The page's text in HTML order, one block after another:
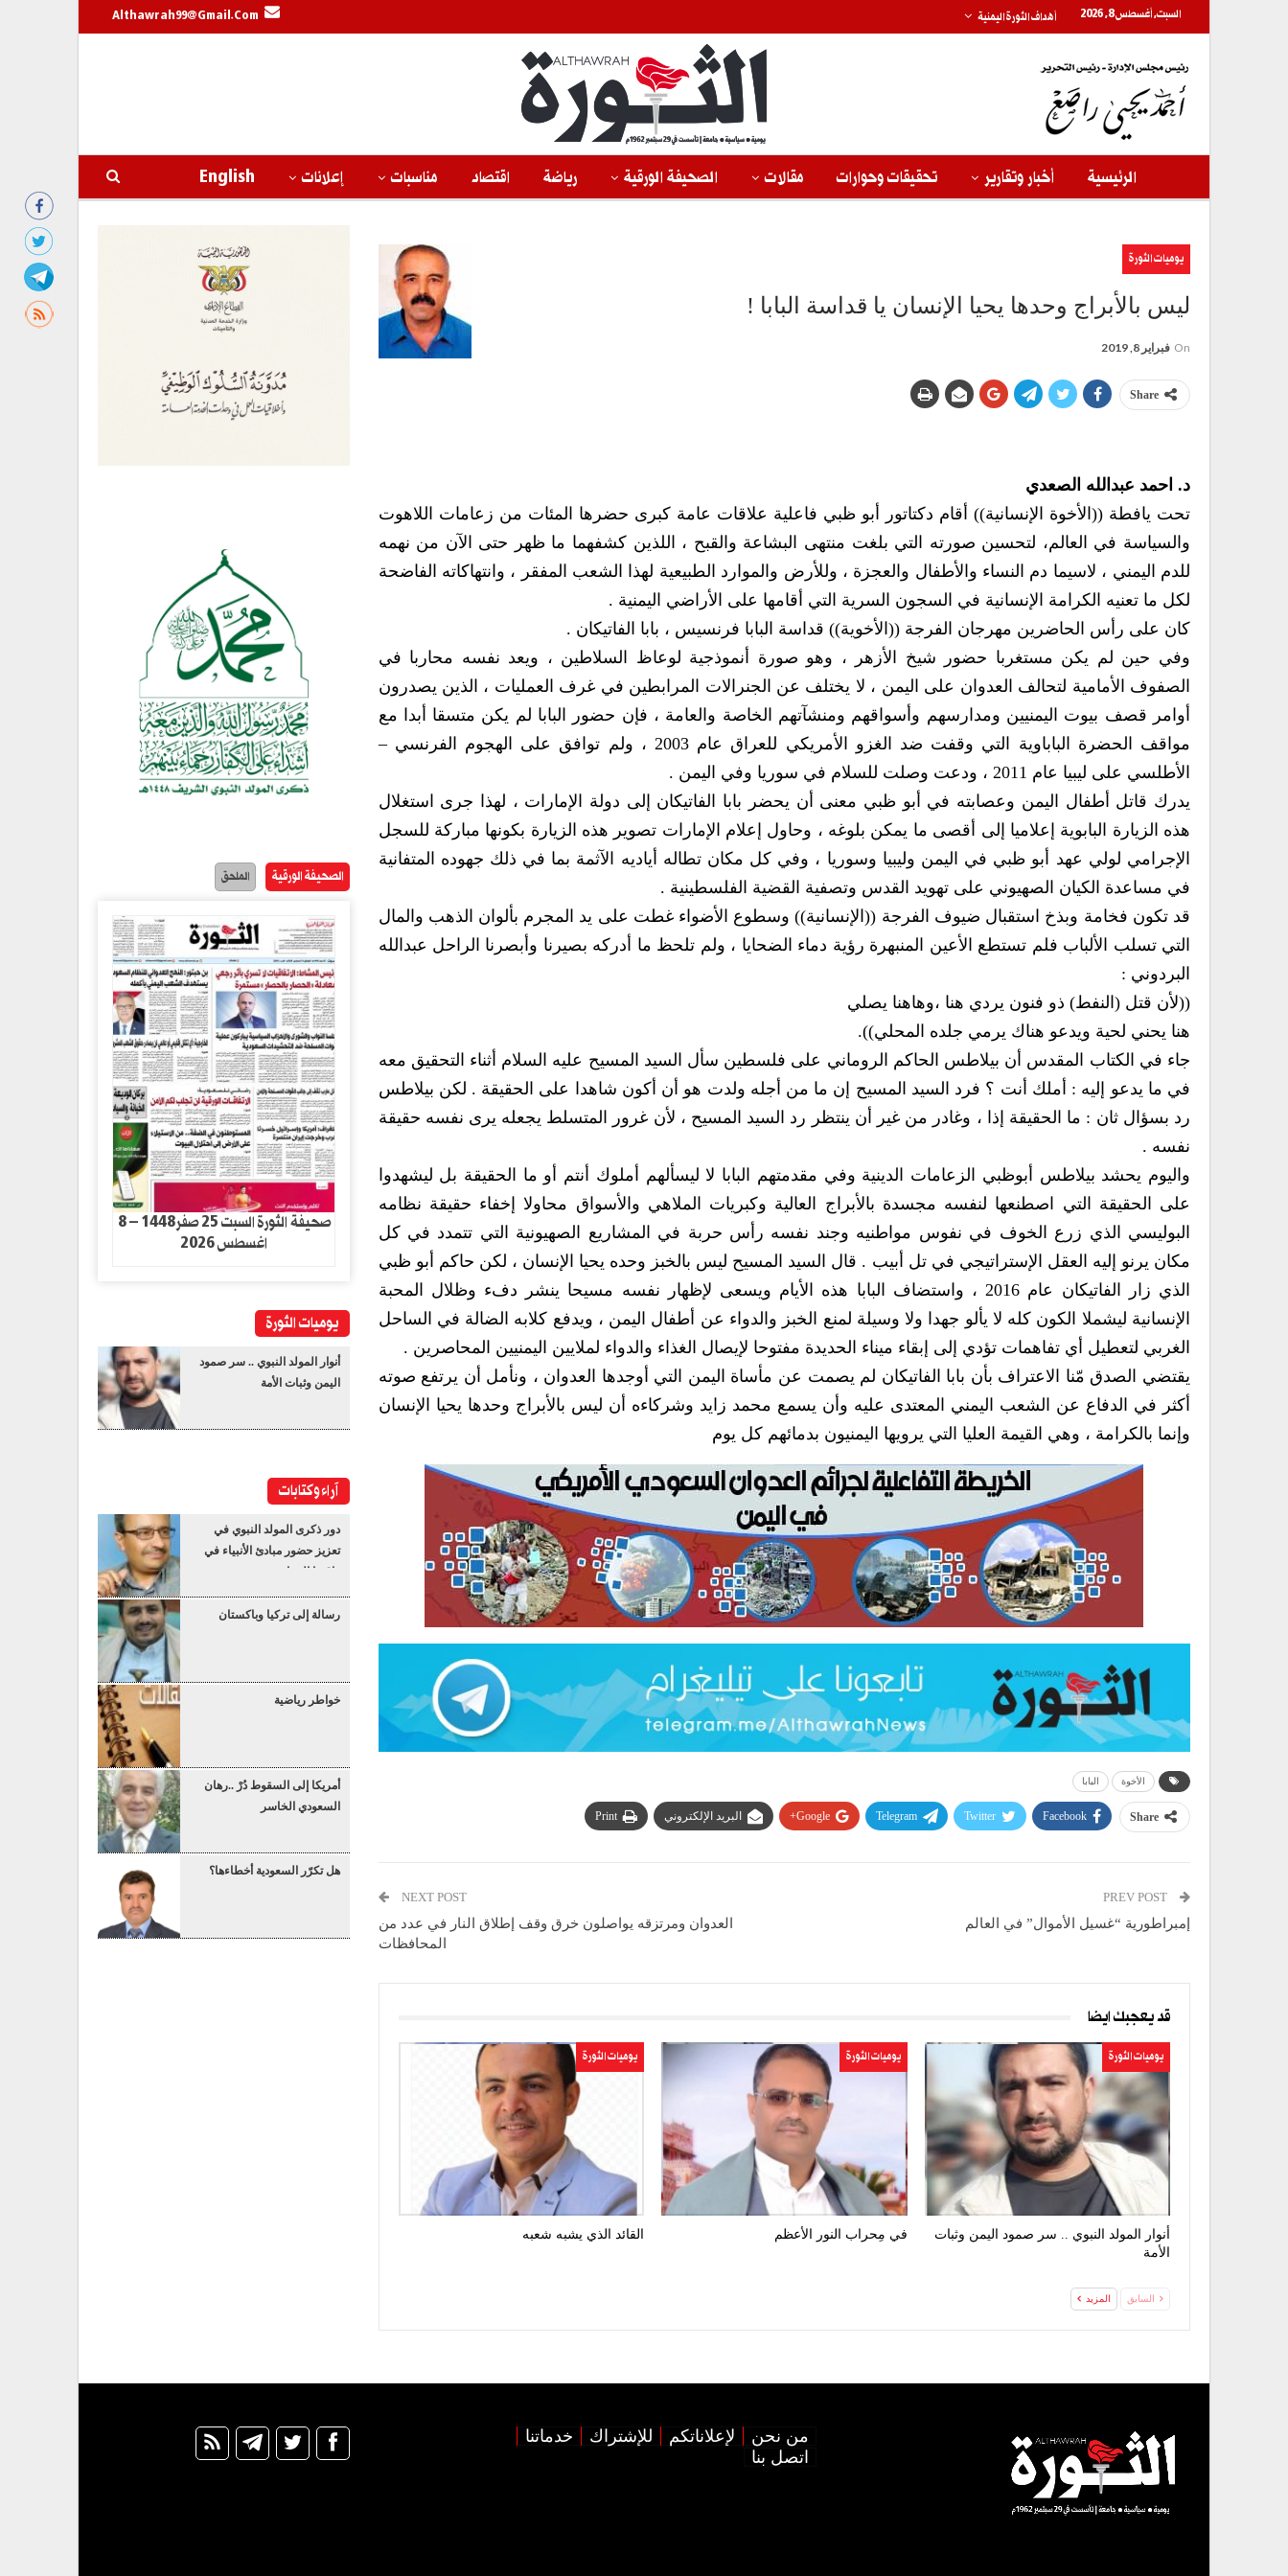
السبت, أغسطس 8, 2026 أهداف الثورة اليمنية Althawrah99@gmail.com
الرئيسية أخبار وتقارير تحقيقات وحوارات مقالات الصحيفة الورقية رياضة اقتصاد مناسبات إعلانات English
يوميات الثورة
ليس بالأبراج وحدها يحيا الإنسان يا قداسة البابا !
On فبراير 8, 2019
Share
د. احمد عبدالله الصعدي
تحت يافطة ((الأخوة الإنسانية)) أقام دكتاتور أبو ظبي فاعلية علاقات عامة كبرى حضرها المئات من زعامات اللاهوت
والسياسة في العالم، لتحسين صورته التي بلغت منتهى البشاعة والقبح ، اللذين كشفهما ما ظهر حتى الآن من نهمه
للدم اليمني ، لاسيما دم النساء والأطفال والعجزة ، وللأرض والموارد الطبيعية لهذا الشعب المفقر ، وانتهاكاته الفاضحة
لكل ما تعنيه الكرامة الإنسانية في السجون السرية التي أقامها على الأراضي اليمنية .
كان على رأس الحاضرين مهرجان الفرجة ((الأخوية)) قداسة البابا فرنسيس ، بابا الفاتيكان .
وفي حين لم يكن مستغربا حضور شيخ الأزهر ، وهو صورة أنموذجية لوعاظ السلاطين ، ويعد نفسه محاربا في
الصفوف الأمامية لتحالف العدوان على اليمن ، لا يختلف عن الجنرالات المرابطين في غرف العمليات ، الذين يصدرون
أوامر قصف بيوت اليمنيين ومدارسهم وأسواقهم ومنشآتهم الخاصة والعامة ، فإن حضور البابا لم يكن متسقا أبدا مع
مواقف الحضرة الباباوية التي وقفت ضد الغزو الأمريكي للعراق عام 2003 ، ولم توافق على الهجوم الفرنسي –
الأطلسي على ليبيا عام 2011 ، ودعت وصلت للسلام في سوريا وفي اليمن .
يدرك قاتل أطفال اليمن وعصابته في أبو ظبي معنى أن يحضر بابا الفاتيكان إلى دولة الإمارات ، لهذا جرى استغلال
هذه الزيارة البابوية إعلاميا إلى أقصى ما يمكن بلوغه ، وحاول إعلام الإمارات تصوير هذه الزيارة بكونها مباركة للسجل
الإجرامي لولي عهد أبو ظبي في اليمن وليبيا وسوريا ، وفي كل مكان تطاله أياديه الآثمة بما في ذلك جهوده المتفانية
في مساعدة الكيان الصهيوني على تهويد القدس وتصفية القضية الفلسطينية .
قد تكون فخامة وبذخ استقبال ضيوف الفرجة ((الإنسانية)) وسطوع الأضواء غطت على يد المجرم بألوان الذهب والمال
التي تسلب الألباب فلم تستطع الأعين المنبهرة رؤية دماء الضحايا ، ولم تلحظ ما أدركه بصيرنا وأبصرنا الراحل عبدالله
البردوني :
((لأن قتل (النفط) ذو فنون يردي هنا ،وهاهنا يصلي
هنا يحني لحية ويدعو هناك يرمي جلده المحلي)).
جاء في الكتاب المقدس أن بيلاطس الحاكم الروماني على فلسطين سأل السيد المسيح عليه السلام أثناء التحقيق معه
في ما يدعو إليه : أملك أنت ؟ فرد السيد المسيح إن ما من أجله ولدت هو أن أكون شاهدا على الحقيقة . لكن بيلاطس
رد بسؤال ثان : ما الحقيقة إذا ، وغادر من غير أن ينتظر رد السيد المسيح ، لأن غرور المتسلط يجعله يرى نفسه حقيقة
نفسه .
واليوم يحشد بيلاطس أبوظبي الزعامات الدينية وفي مقدمتهم البابا لا ليسألهم أملوك أنتم أو ما الحقيقة بل ليشهدوا
على الحقيقة التي اصطنعها لنفسه مجسدة بالأبراج العالية وكبريات الملاهي والأسواق محاولا إخفاء حقيقة نظامه
البوليسي الذي زرع الخوف في نفوس مواطنيه وجند نفسه رأس حربة في المشاريع الصهيونية التي تتمدد في كل
مكان يرنو إليه العقل الإستراتيجي في تل أبيب . قال السيد المسيح ليس بالخبز وحده يحيا الإنسان ، لكن حاكم أبو ظبي
الذي زار الفاتيكان عام 2016 ، واستضاف البابا هذه الأيام ويسعى لإظهار نفسه مسيحا ينشر دفء وظلال المحبة
الإنسانية ليشملا الكون كله لا يألو جهدا ولا وسيلة لمنع الخبز والدواء عن أطفال اليمن ، ويدفع كلابه الضالة في الساحل
الغربي لتعطيل أي تفاهمات تؤدي إلى إبقاء ميناء الحديدة مفتوحا لإيصال الغذاء والدواء لملايين اليمنيين المحاصرين .
يقتضي الصدق مّنا الاعتراف بأن بابا الفاتيكان لم يصمت عن مأساة اليمن التي أوجدها العدوان ، ونأمل أن يرتفع صوته
أكثر في الدفاع عن الشعب اليمني المعتدى عليه وأن يسمع محمد زايد وشركاءه أن ليس بالأبراج وحدها يحيا الإنسان
وإنما بالكرامة ، وهي القيمة العليا التي يرويها اليمنيون بدمائهم كل يوم
الأخوة البابا
Share
Facebook
Twitter
Telegram
Google+ البريد الإلكتروني Print
إمبراطورية “غسيل الأموال” في العالم
NEXT POST
العدوان ومرتزقه يواصلون خرق وقف إطلاق النار في عدد من
المحافظات
قد يعجبك ايضا
يوميات الثورة
أنوار المولد النبوي .. سر صمود اليمن وثبات
الأمة
يوميات الثورة
في مِحراب النور الأعظم
يوميات الثورة
القائد الذي يشبه شعبه
السابق المزيد
الصحيفة الورقية الملحق
صحيفة الثورة السبت 25 صفر1448 – 8
اغسطس 2026
يوميات الثورة
أنوار المولد النبوي .. سر صمود
اليمن وثبات الأمة
آراء وكتابات
دور ذكرى المولد النبوي في
تعزيز حضور مبادئ الأنبياء في
واقعنا المعاصر
رسالة إلى تركيا وباكستان
خواطر رياضية
أمريكا إلى السقوط دُرْ ..رهان
السعودي الخاسر
هل تكرّر السعودية أخطاءها؟
من نحن لإعلاناتكم للإشتراك
خدماتنا
اتصل بنا